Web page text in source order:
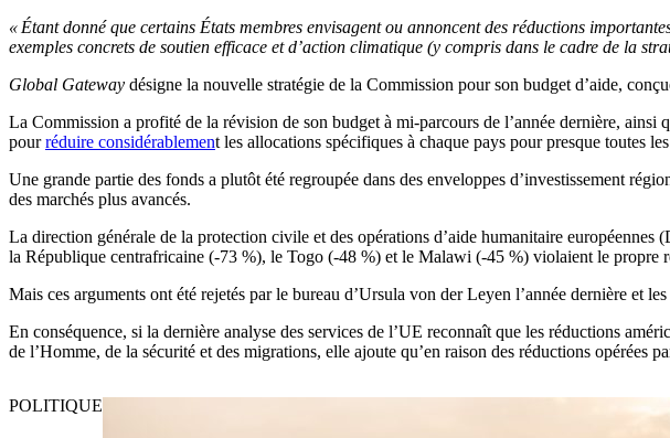
« Étant donné que certains États membres envisagent ou annoncent des réductions
exemples concrets de soutien efficace et d’action climatique (y compris dans le cadre de la
Global Gateway désigne la nouvelle stratégie de la Commission pour son budget d’aide,
La Commission a profité de la révision de son budget à mi-parcours de l’année dernière, ainsi
pourréduire considérablement les allocations spécifiques à chaque pays pour presque toutes
Une grande partie des fonds a plutôt été regroupée dans des enveloppes d’investissement
des marchés plus avancés.
La direction générale de la protection civile et des opérations d’aide humanitaire
la République centrafricaine (-73 %), le Togo (-48 %) et le Malawi (-45 %) violaient le
Mais ces arguments ont été rejetés par le bureau d’Ursula von der Leyen l’année dernière et
En conséquence, si la dernière analyse des services de l’UE reconnaît que les réductions
de l’Homme, de la sécurité et des migrations, elle ajoute qu’en raison des réductions opérées
POLITIQUE